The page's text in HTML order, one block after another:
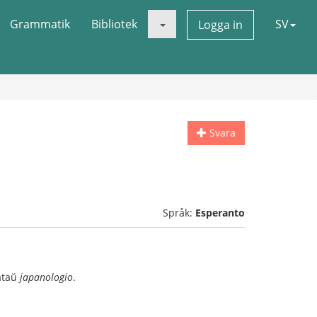
Grammatik Bibliotek Logga in SV
Svara
Språk: Esperanto
japanologio.